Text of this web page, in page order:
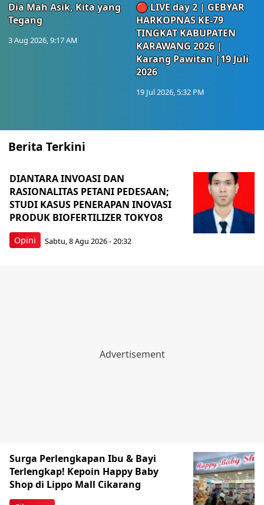
Dia Mah Asik, Kita yang
Tegang
3 Aug 2026, 9:17 AM
🔴 LIVE day 2 | GEBYAR
HARKOPNAS KE-79
TINGKAT KABUPATEN
KARAWANG 2026 |
Karang Pawitan |19 Juli
2026
19 Jul 2026, 5:32 PM
Berita Terkini
Opini
DIANTARA INVOASI DAN
RASIONALITAS PETANI PEDESAAN;
STUDI KASUS PENERAPAN INOVASI
PRODUK BIOFERTILIZER TOKYO8
Sabtu, 8 Agu 2026 - 20:32
Surga Perlengkapan Ibu & Bayi
Terlengkap! Kepoin Happy Baby
Shop di Lippo Mall Cikarang